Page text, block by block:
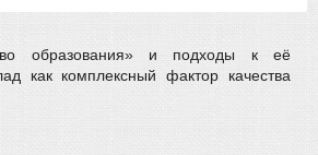
образования» и подходы к её
как комплексный фактор качества